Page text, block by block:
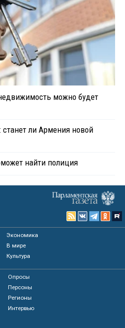
можно будет
станет ли Армения новой
найти полиция
Экономика
В мире
Культура
Опросы
Персоны
Регионы
Интервью